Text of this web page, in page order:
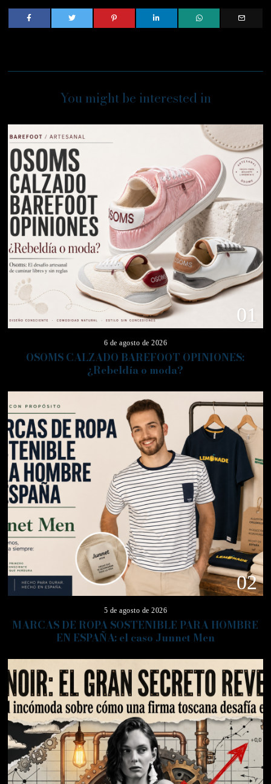
You might be interested in
01
6 de agosto de 2026
OSOMS CALZADO BAREFOOT OPINIONES:
¿Rebeldía o moda?
02
5 de agosto de 2026
MARCAS DE ROPA SOSTENIBLE PARA HOMBRE
EN ESPAÑA: el caso Junnet Men